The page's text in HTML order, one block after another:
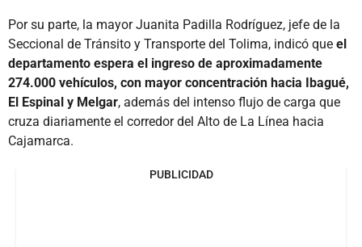
Por su parte, la mayor Juanita Padilla Rodríguez, jefe de la
Seccional de Tránsito y Transporte del Tolima, indicó que el
departamento espera el ingreso de aproximadamente
274.000 vehículos, con mayor concentración hacia Ibagué,
El Espinal y Melgar, además del intenso flujo de carga que
cruza diariamente el corredor del Alto de La Línea hacia
Cajamarca.
PUBLICIDAD